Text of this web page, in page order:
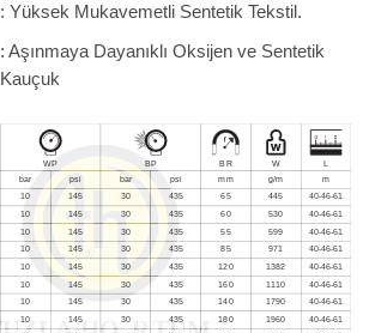
: Yüksek Mukavemetli Sentetik Tekstil.
: Aşınmaya Dayanıklı Oksijen ve Sentetik
Kauçuk